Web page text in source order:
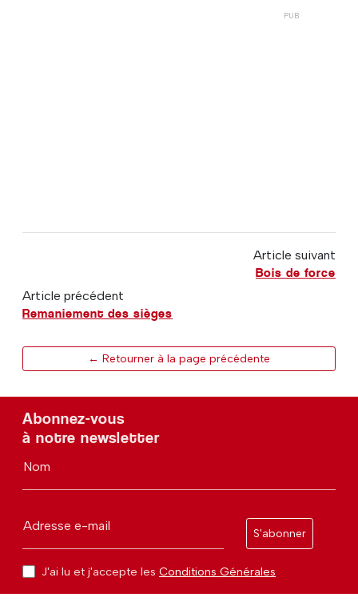
Article suivant
Bois de force
Article précédent
Remaniement des sièges
← Retourner à la page précédente
Abonnez-vous
à notre newsletter
Nom
Adresse e-mail
S'abonner
J'ai lu et j'accepte les Conditions Générales